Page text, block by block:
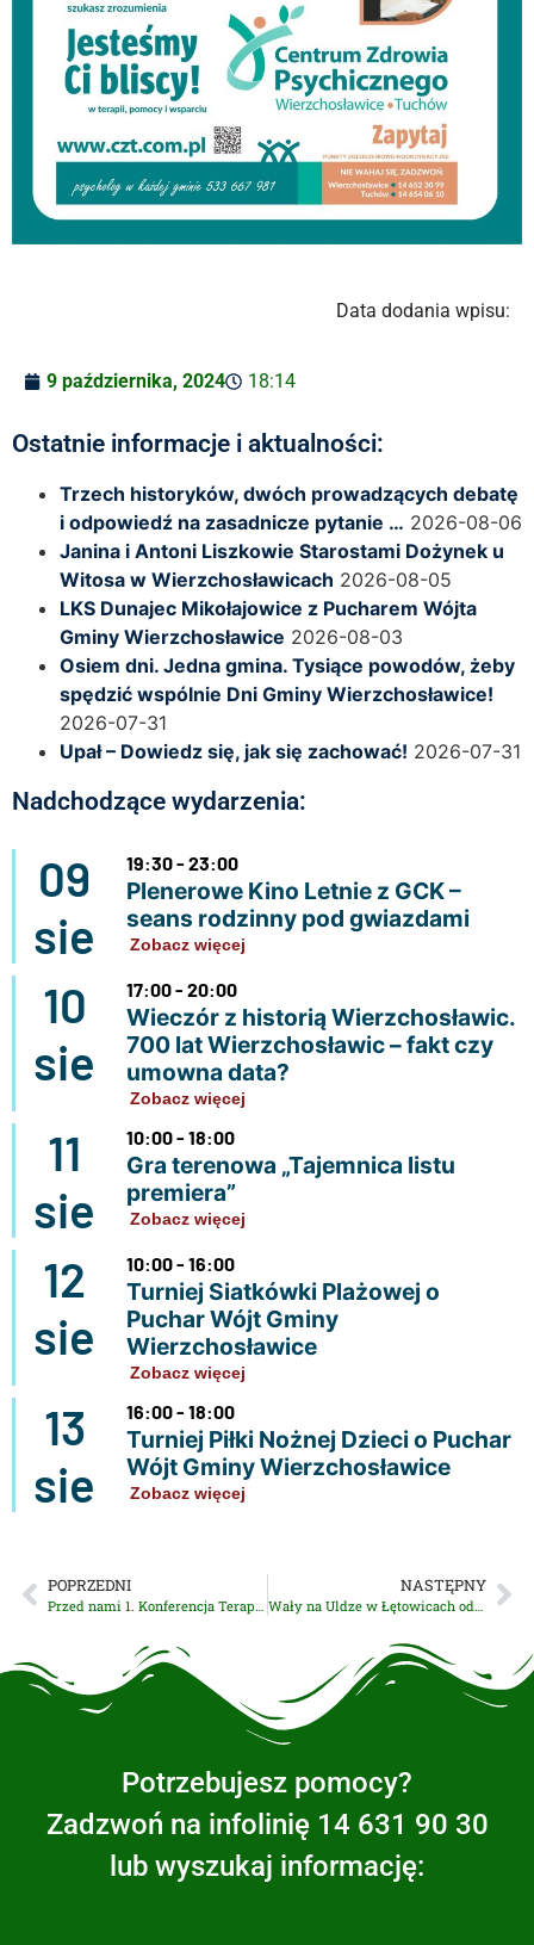
Data dodania wpisu:
9 października, 2024 18:14
Ostatnie informacje i aktualności:
Trzech historyków, dwóch prowadzących debatę
i odpowiedź na zasadnicze pytanie … 2026-08-06
Janina i Antoni Liszkowie Starostami Dożynek u
Witosa w Wierzchosławicach 2026-08-05
LKS Dunajec Mikołajowice z Pucharem Wójta
Gminy Wierzchosławice 2026-08-03
Osiem dni. Jedna gmina. Tysiące powodów, żeby
spędzić wspólnie Dni Gminy Wierzchosławice!
2026-07-31
Upał – Dowiedz się, jak się zachować! 2026-07-31
Nadchodzące wydarzenia:
09
sie
19:30 - 23:00
Plenerowe Kino Letnie z GCK –
seans rodzinny pod gwiazdami
Zobacz więcej
10
sie
17:00 - 20:00
Wieczór z historią Wierzchosławic.
700 lat Wierzchosławic – fakt czy
umowna data?
Zobacz więcej
11
sie
10:00 - 18:00
Gra terenowa „Tajemnica listu
premiera”
Zobacz więcej
12
sie
10:00 - 16:00
Turniej Siatkówki Plażowej o
Puchar Wójt Gminy
Wierzchosławice
Zobacz więcej
13
sie
16:00 - 18:00
Turniej Piłki Nożnej Dzieci o Puchar
Wójt Gminy Wierzchosławice
Zobacz więcej
POPRZEDNI NASTĘPNY
Potrzebujesz pomocy?
Zadzwoń na infolinię 14 631 90 30
lub wyszukaj informację: